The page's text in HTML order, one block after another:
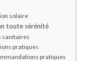
solaire
toute sérénité
sanitaires
pratiques
pratiques